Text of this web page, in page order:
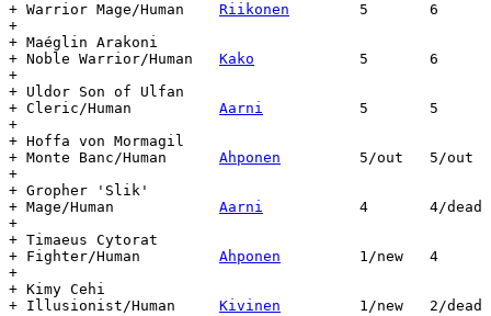
Riikonen
+
+ Maéglin Arakoni
Kako
+
+ Uldor Son of Ulfan
Aarni
+
+ Hoffa von Mormagil
Ahponen
+
+ Gropher 'Slik'
Aarni
+
+ Timaeus Cytorat
Ahponen
+
+ Kimy Cehi
Kivinen